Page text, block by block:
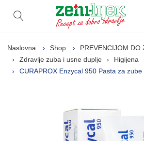
Otvori pretragu
Naslovna Shop
PREVENCIJOM DO
Zdravlje zuba i usne duplje
Higijena
CURAPROX Enzycal 950 Pasta za zube